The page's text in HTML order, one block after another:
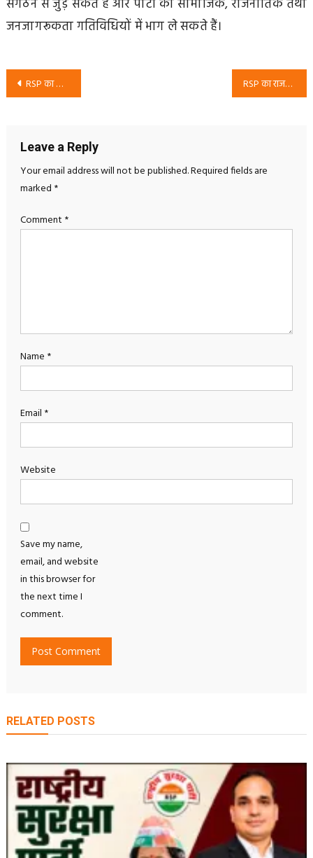
संगठन से जुड़ सकते हैं और पार्टी की सामाजिक, राजनीतिक तथा
जनजागरूकता गतिविधियों में भाग ले सकते हैं।
Post
RSP का बीजेपी सरकार पर राजनीतिक बयान | राम मंदिर दान और धार्मिक आस्था पर राष्ट्रीय सुरक्षा पार्टी का पक्ष RSP का राजनीतिक संदेश | रोजगार, युवाओं के भविष्य और सरकार की नीतियों पर राष्ट्रीय सुरक्षा पार्टी का पक्ष
Leave a Reply
Your email address will not be published.Required fields are
marked *
Comment *
Name *
Email *
Website
Save my name,
email, and website
in this browser for
the next time I
comment.
RELATED POSTS